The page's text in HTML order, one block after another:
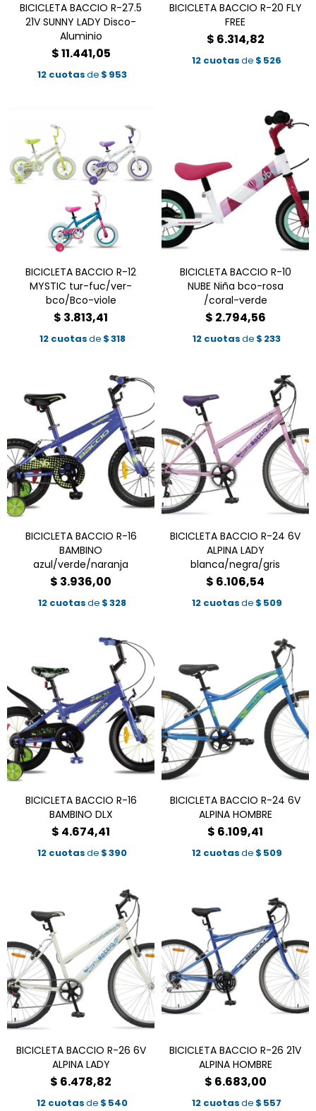
BICICLETA BACCIO R-27.5
21V SUNNY LADY Disco-
Aluminio
$11.441,05
12 cuotasde $ 953
BICICLETA BACCIO R-20 FLY
FREE
$ 6.314,82
12 cuotasde $ 526
BICICLETA BACCIO R-12
MYSTIC tur-fuc/ver-
bco/Bco-viole
$ 3.813,41
12 cuotasde $318
BICICLETA BACCIO R-10
NUBE Niña bco-rosa
/coral-verde
$ 2.794,56
12 cuotasde $ 233
BICICLETA BACCIO R-16
BAMBINO
azul/verde/naranja
$ 3.936,00
12 cuotasde $328
BICICLETA BACCIO R-24 6V
ALPINA LADY
blanca/negra/gris
$ 6.106,54
12 cuotasde $ 509
BICICLETA BACCIO R-16
BAMBINO DLX
$ 4.674,41
12 cuotasde $390
BICICLETA BACCIO R-24 6V
ALPINA HOMBRE
$ 6.109,41
12 cuotasde $ 509
BICICLETA BACCIO R-26 6V
ALPINA LADY
$ 6.478,82
12 cuotasde $ 540
BICICLETA BACCIO R-26 21V
ALPINA HOMBRE
$ 6.683,00
12 cuotasde $ 557